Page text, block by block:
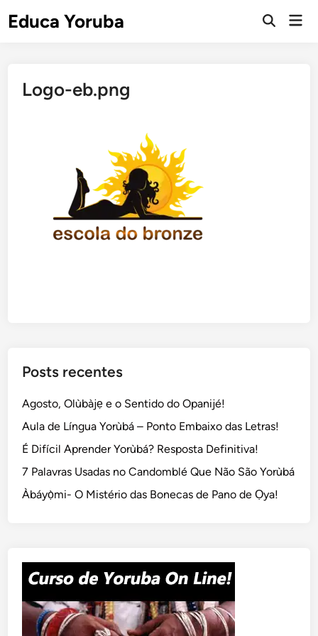
toEduca Yoruba
Open
Logo-eb.png
Posts recentes
Agosto, Olùbàjẹ e o Sentido do Opanijé!
Aula de Língua Yorùbá – Ponto Embaixo das Letras!
É Difícil Aprender Yorùbá? Resposta Definitiva!
7 Palavras Usadas no Candomblé Que Não São Yorùbá
Àbáyọ̀mi- O Mistério das Bonecas de Pano de Ọya!